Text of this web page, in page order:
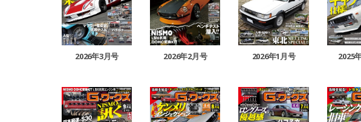
2026年3月号 2026年2月号 2026年1月号 2025